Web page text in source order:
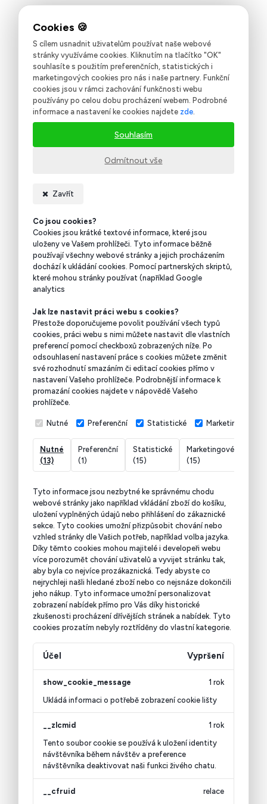
S cílem usnadnit uživatelům používat naše webové
stránky využíváme cookies. Kliknutím na tlačítko "OK"
souhlasíte s použitím preferenčních, statistických i
marketingových cookies pro nás i naše partnery. Funkční
cookies jsou v rámci zachování funkčnosti webu
používány po celou dobu procházení webem. Podrobné
informace a nastavení ke cookies najdete zde.
Odmítnout vše
Souhlasím
Zavřít
Co jsou cookies?
Cookies jsou krátké textové informace, které jsou
uloženy ve Vašem prohlížeči. Tyto informace běžně
používají všechny webové stránky a jejich procházením
dochází k ukládání cookies. Pomocí partnerských skriptů,
které mohou stránky používat (například Google
analytics
Jak lze nastavit práci webu s cookies?
Přestože doporučujeme povolit používání všech typů
cookies, práci webu s nimi můžete nastavit dle vlastních
preferencí pomocí checkboxů zobrazených níže. Po
odsouhlasení nastavení práce s cookies můžete změnit
své rozhodnutí smazáním či editací cookies přímo v
nastavení Vašeho prohlížeče. Podrobnější informace k
promazání cookies najdete v nápovědě Vašeho
prohlížeče.
Nutné Preferenční Statistické Marketingové
Nutné
(13)
Preferenční
(1)
Statistické
(15)
Marketingové
(15)
Tyto informace jsou nezbytné ke správnému chodu
webové stránky jako například vkládání zboží do košíku,
uložení vyplněných údajů nebo přihlášení do zákaznické
sekce. Tyto cookies umožní přizpůsobit chování nebo
vzhled stránky dle Vašich potřeb, například volba jazyka.
Díky těmto cookies mohou majitelé i developeři webu
více porozumět chování uživatelů a vyvijet stránku tak,
aby byla co nejvíce prozákaznická. Tedy abyste co
nejrychleji našli hledané zboží nebo co nejsnáze dokončili
jeho nákup. Tyto informace umožní personalizovat
zobrazení nabídek přímo pro Vás díky historické
zkušenosti procházení dřívějších stránek a nabídek. Tyto
cookies prozatím nebyly roztříděny do vlastní kategorie.
Účel Vypršení
show_cookie_message
Ukládá informaci o potřebě zobrazení cookie lišty
1 rok
__zlcmid
Tento soubor cookie se používá k uložení identity
návštěvníka během návštěv a preference
návštěvníka deaktivovat naši funkci živého chatu.
1 rok
__cfruid relace